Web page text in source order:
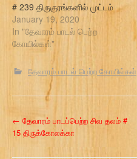
# 239 திருகுரங்கனில் முட்டம்
January 19, 2020
In "தேவாரம் பாடல் பெற்ற
கோயில்கள்"
தேவாரம் பாடல் பெற்ற கோயில்கள்
P
o
← தேவாரம் பாடப்பெற்ற சிவ தலம் #
15 திருக்கோலக்கா